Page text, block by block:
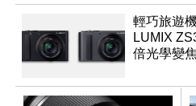
輕巧旅遊
LUMIX
倍光學變焦